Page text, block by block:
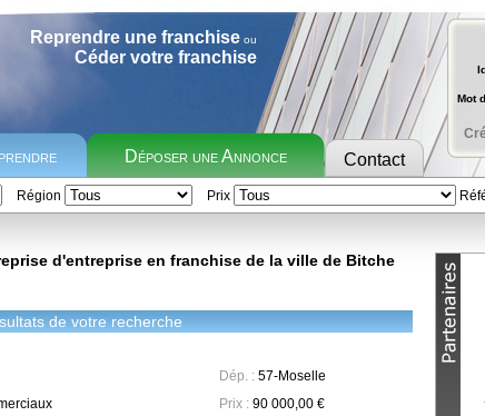
Reprendre une franchiseou
Céder votre franchise
Déposer une Annonce Contact
Mot
Région Prix
d'entreprise en franchise de la ville de Bitche
de votre recherche
Dép. :57-Moselle
Prix :90 000,00 €